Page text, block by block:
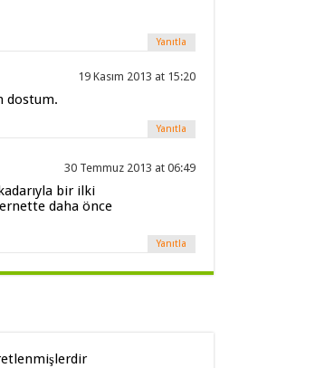
Yanıtla
19 Kasım 2013 at 15:20
dostum.
Yanıtla
30 Temmuz 2013 at 06:49
bir ilki
daha önce
Yanıtla